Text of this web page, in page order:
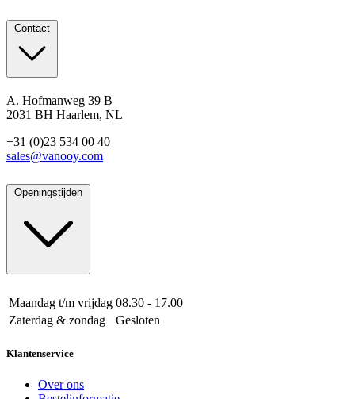
Contact
A. Hofmanweg 39 B
2031 BH Haarlem, NL
+31 (0)23 534 00 40
sales@vanooy.com
Openingstijden
Maandag t/m vrijdag 08.30 - 17.00
Zaterdag & zondag
Gesloten
Klantenservice
Over ons